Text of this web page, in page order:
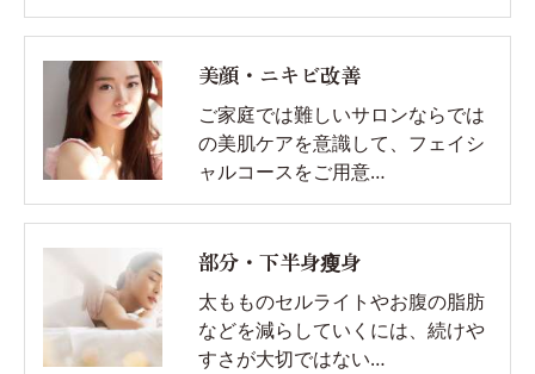
美顔・ニキビ改善
ご家庭では難しいサロンならでは
の美肌ケアを意識して、フェイシ
ャルコースをご用意…
部分・下半身瘦身
太もものセルライトやお腹の脂肪
などを減らしていくには、続けや
すさが大切ではない…